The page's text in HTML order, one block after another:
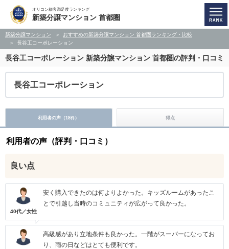
オリコン顧客満足度ランキング
新築分譲マンション 首都圏
新築分譲マンション
おすすめの新築分譲マンション 首都圏ランキング・比較
長谷工コーポレーション
長谷工コーポレーション 新築分譲マンション 首都圏の評判・口コミ
長谷工コーポレーション
利用者の声（18件） 得点
利用者の声（評判・口コミ）
良い点
40代／女性
安く購入できたのは何よりよかった。キッズルームがあったこ
とで引越し当時のコミュニティが広がって良かった。
高級感があり立地条件も良かった。一階がスーパーになってお
り、雨の日などはとても便利です。